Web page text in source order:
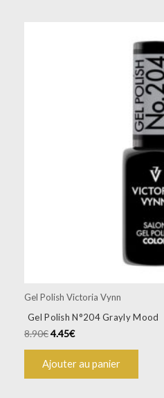
Gel Polish Victoria Vynn
Gel Polish N°204 Grayly Mood
8.90€4.45€
Ajouter au panier